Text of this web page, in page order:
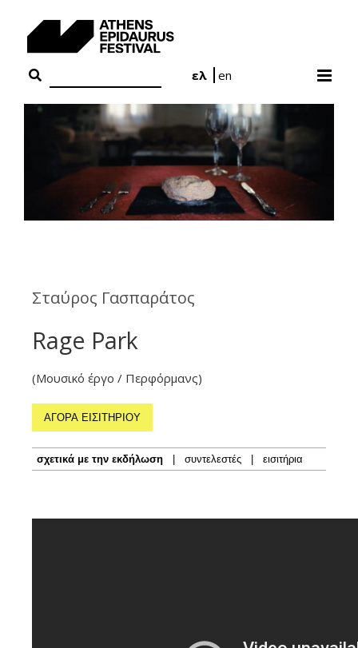
ελ
en
Σταύρος Γασπαράτος
Rage Park
(Μουσικό έργο / Περφόρμανς)
ΑΓΟΡΑ ΕΙΣΙΤΗΡΙΟΥ
σχετικά με την εκδήλωση | συντελεστές | εισιτήρια